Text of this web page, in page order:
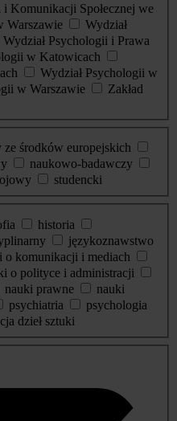
i Komunikacji Społecznej we
Warszawie
Wydział
Wydział Psychologii i Prawa
w Katowicach
Wydział Psychologii w
w Warszawie
Zakład
ze środków europejskich
naukowo-badawczy
studencki
historia
językoznawstwo
o komunikacji i mediach
o polityce i administracji
nauki prawne
nauki
psychiatria
psychologia
dzieł sztuki